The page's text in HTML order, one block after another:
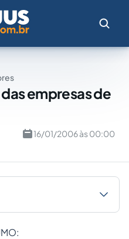
empresas de
16/01/2006 às 00:00